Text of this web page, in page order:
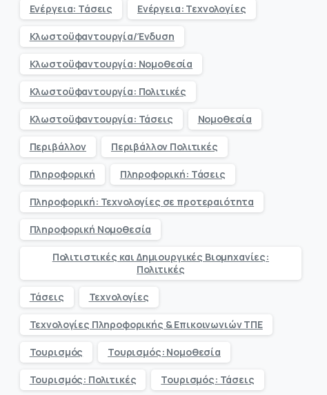
Ενέργεια: Τάσεις Ενέργεια: Τεχνολογίες
Κλωστοϋφαντουργία/Ένδυση
Κλωστοϋφαντουργία: Νομοθεσία
Κλωστοϋφαντουργία: Πολιτικές
Κλωστοϋφαντουργία: Τάσεις Νομοθεσία
Περιβάλλον Περιβάλλον Πολιτικές
Πληροφορική Πληροφορική: Τάσεις
Πληροφορική: Τεχνολογίες σε προτεραιότητα
Πληροφορική Νομοθεσία
Πολιτιστικές και Δημιουργικές Βιομηχανίες:
Πολιτικές
Τάσεις Τεχνολογίες
Τεχνολογίες Πληροφορικής & Επικοινωνιών ΤΠΕ
Τουρισμός Τουρισμός: Νομοθεσία
Τουρισμός: Πολιτικές Τουρισμός: Τάσεις